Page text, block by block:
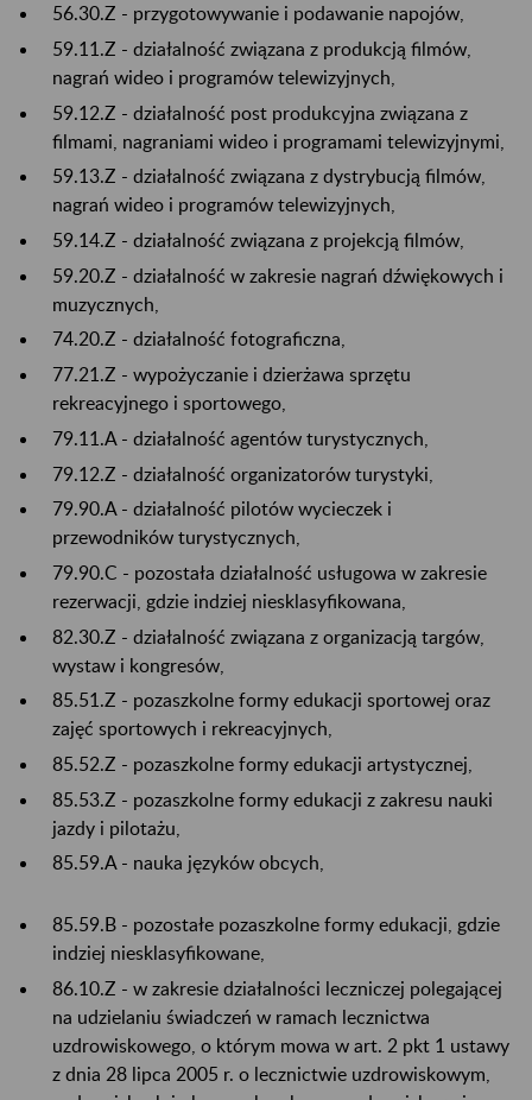
56.30.Z - przygotowywanie i podawanie napojów,
59.11.Z - działalność związana z produkcją filmów,
nagrań wideo i programów telewizyjnych,
59.12.Z - działalność post produkcyjna związana z
filmami, nagraniami wideo i programami telewizyjnymi,
59.13.Z - działalność związana z dystrybucją filmów,
nagrań wideo i programów telewizyjnych,
59.14.Z - działalność związana z projekcją filmów,
59.20.Z - działalność w zakresie nagrań dźwiękowych i
muzycznych,
74.20.Z - działalność fotograficzna,
77.21.Z - wypożyczanie i dzierżawa sprzętu
rekreacyjnego i sportowego,
79.11.A - działalność agentów turystycznych,
79.12.Z - działalność organizatorów turystyki,
79.90.A - działalność pilotów wycieczek i
przewodników turystycznych,
79.90.C - pozostała działalność usługowa w zakresie
rezerwacji, gdzie indziej niesklasyfikowana,
82.30.Z - działalność związana z organizacją targów,
wystaw i kongresów,
85.51.Z - pozaszkolne formy edukacji sportowej oraz
zajęć sportowych i rekreacyjnych,
85.52.Z - pozaszkolne formy edukacji artystycznej,
85.53.Z - pozaszkolne formy edukacji z zakresu nauki
jazdy i pilotażu,
85.59.A - nauka języków obcych,
85.59.B - pozostałe pozaszkolne formy edukacji, gdzie
indziej niesklasyfikowane,
86.10.Z - w zakresie działalności leczniczej polegającej
na udzielaniu świadczeń w ramach lecznictwa
uzdrowiskowego, o którym mowa w art. 2 pkt 1 ustawy
z dnia 28 lipca 2005 r. o lecznictwie uzdrowiskowym,